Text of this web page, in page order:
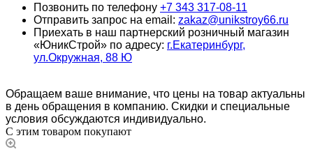
Позвонить по телефону +7 343 317-08-11
Отправить запрос на email: zakaz@unikstroy66.ru
Приехать в наш партнерский розничный магазин
«ЮникСтрой» по адресу: г.Екатеринбург,
ул.Окружная, 88 Ю
Обращаем ваше внимание, что цены на товар актуальны
в день обращения в компанию. Скидки и специальные
условия обсуждаются индивидуально.
С этим товаром покупают